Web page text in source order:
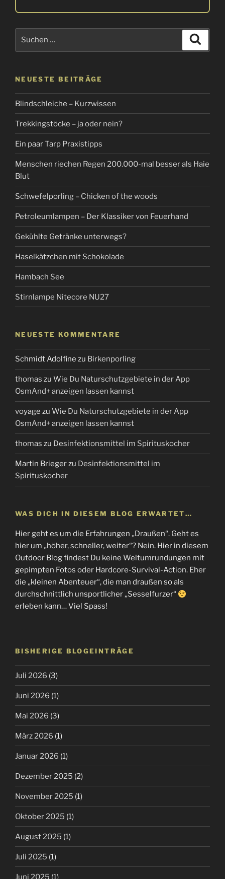
Schrecken
im
Wald
–
gruseligstes
NEUESTE BEITRÄGE
Blindschleiche – Kurzwissen
Trekkingstöcke – ja oder nein?
Ein paar Tarp Praxistipps
Menschen riechen Regen 200.000-mal besser als Haie
Blut
Schwefelporling – Chicken of the woods
Petroleumlampen – Der Klassiker von Feuerhand
Gekühlte Getränke unterwegs?
Haselkätzchen mit Schokolade
Hambach See
Stirnlampe Nitecore NU27
NEUESTE KOMMENTARE
Schmidt Adolfine zu Birkenporling
thomas zu Wie Du Naturschutzgebiete in der App
OsmAnd+ anzeigen lassen kannst
voyage zu Wie Du Naturschutzgebiete in der App
OsmAnd+ anzeigen lassen kannst
thomas zu Desinfektionsmittel im Spirituskocher
Martin Briegerzu Desinfektionsmittel im
Spirituskocher
WAS DICH IN DIESEM BLOG ERWARTET…
Hier geht es um die Erfahrungen „Draußen“. Geht es
hier um „höher, schneller, weiter“? Nein. Hier in diesem
Outdoor Blog findest Du keine Weltumrundungen mit
gepimpten Fotos oder Hardcore-Survival-Action. Eher
die „kleinen Abenteuer“, die man draußen so als
durchschnittlich unsportlicher „Sesselfurzer“
erleben kann… Viel Spass!
BISHERIGE BLOGEINTRÄGE
Juli 2026 (3)
Juni 2026 (1)
Mai 2026 (3)
März 2026 (1)
Januar 2026 (1)
Dezember 2025 (2)
November 2025 (1)
Oktober 2025 (1)
August 2025 (1)
Juli 2025 (1)
Juni 2025 (1)